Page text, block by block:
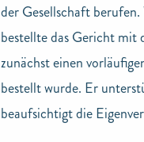
der Gesellschaft
bestellte das Gericht mit
zunächst einen
bestellt wurde. Er
beaufsichtigt die